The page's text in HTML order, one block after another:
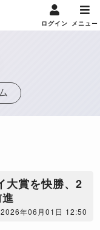
ログイン メニュー
大賞を快勝、2
2026年06月01日 12:50